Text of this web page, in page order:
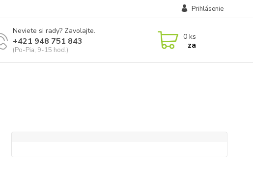
Prihlásenie
Neviete si rady? Zavolajte.
+421 948 751 843
(Po-Pia, 9-15 hod.)
0 ks
za